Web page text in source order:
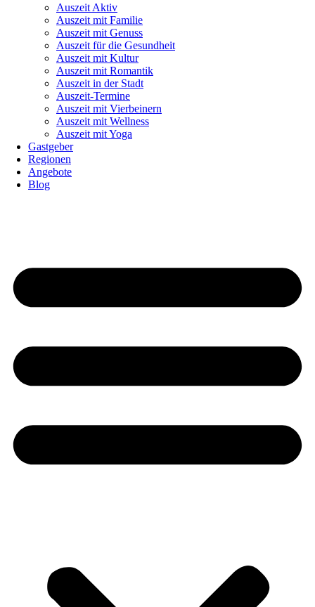
Auszeit Aktiv
Auszeit mit Familie
Auszeit mit Genuss
Auszeit für die Gesundheit
Auszeit mit Kultur
Auszeit mit Romantik
Auszeit in der Stadt
Auszeit-Termine
Auszeit mit Vierbeinern
Auszeit mit Wellness
Auszeit mit Yoga
Gastgeber
Regionen
Angebote
Blog